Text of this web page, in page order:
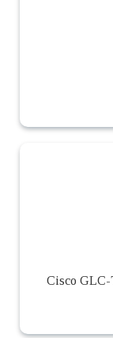
Cisco GLC-